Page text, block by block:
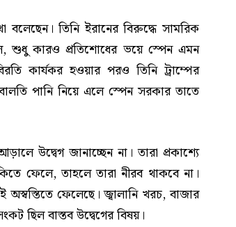
বলেছেন। তিনি ইরানের বিরুদ্ধে সামরিক
শুধু কারও প্রতিশোধের ভয়ে স্পেন এমন
কার্যকর হওয়ার পরও তিনি ট্রাম্পের
পানি নিয়ে এলে স্পেন সরকার তাতে
উদ্বেগ জানাচ্ছেন না। তারা প্রকাশ্যে
ফেলে, তাহলে তারা নীরব থাকবে না।
ফেলেছে। জ্বালানি খরচ, বাজার
ছিল বাস্তব উদ্বেগের বিষয়।